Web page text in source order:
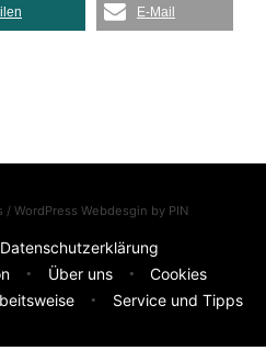
E-Mail
WordPress Webdesgin by PIN
Datenschutzerklärung
Über uns
Cookies
Service und Tipps